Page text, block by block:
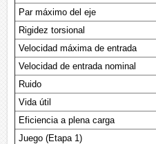
Par máximo del eje
Rigidez torsional
Velocidad máxima de entrada
Velocidad de entrada nominal
Ruido
Vida útil
Eficiencia a plena carga
Juego (Etapa 1)